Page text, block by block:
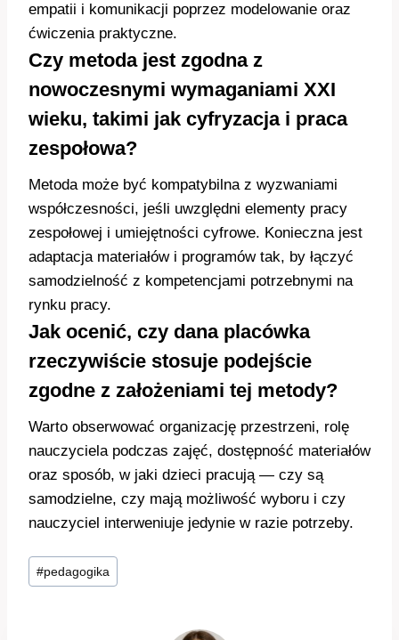
empatii i komunikacji poprzez modelowanie oraz
ćwiczenia praktyczne.
Czy metoda jest zgodna z
nowoczesnymi wymaganiami XXI
wieku, takimi jak cyfryzacja i praca
zespołowa?
Metoda może być kompatybilna z wyzwaniami
współczesności, jeśli uwzględni elementy pracy
zespołowej i umiejętności cyfrowe. Konieczna jest
adaptacja materiałów i programów tak, by łączyć
samodzielność z kompetencjami potrzebnymi na
rynku pracy.
Jak ocenić, czy dana placówka
rzeczywiście stosuje podejście
zgodne z założeniami tej metody?
Warto obserwować organizację przestrzeni, rolę
nauczyciela podczas zajęć, dostępność materiałów
oraz sposób, w jaki dzieci pracują — czy są
samodzielne, czy mają możliwość wyboru i czy
nauczyciel interweniuje jedynie w razie potrzeby.
Tagi
wpisu:
#pedagogika